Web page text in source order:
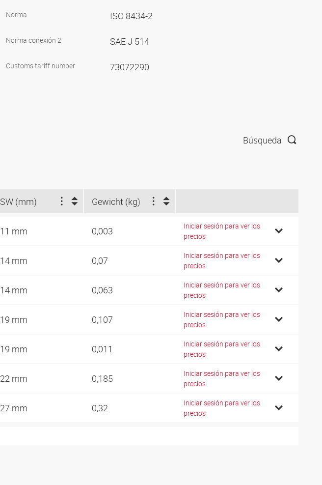
Norma ISO 8434-2
Norma conexión 2 SAE J 514
Customs tariff number 73072290
Búsqueda
SW (mm) Gewicht (kg)
11 mm 0,003
Iniciar sesión para ver los
precios
14 mm 0,07
Iniciar sesión para ver los
precios
14 mm 0,063
Iniciar sesión para ver los
precios
19 mm 0,107
Iniciar sesión para ver los
precios
19 mm 0,011
Iniciar sesión para ver los
precios
22 mm 0,185
Iniciar sesión para ver los
precios
27 mm 0,32
Iniciar sesión para ver los
precios